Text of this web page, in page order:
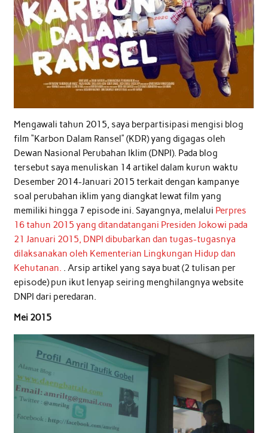
Mengawali tahun 2015, saya berpartisipasi mengisi blog
film “Karbon Dalam Ransel” (KDR) yang digagas oleh
Dewan Nasional Perubahan Iklim (DNPI). Pada blog
tersebut saya menuliskan 14 artikel dalam kurun waktu
Desember 2014-Januari 2015 terkait dengan kampanye
soal perubahan iklim yang diangkat lewat film yang
memiliki hingga 7 episode ini. Sayangnya, melalui Perpres
16 tahun 2015 yang ditandatangani Presiden Jokowi pada
21 Januari 2015, DNPI dibubarkan dan tugas-tugasnya
dilaksanakan oleh Kementerian Lingkungan Hidup dan
Kehutanan. . Arsip artikel yang saya buat (2 tulisan per
episode) pun ikut lenyap seiring menghilangnya website
DNPI dari peredaran.
Mei 2015